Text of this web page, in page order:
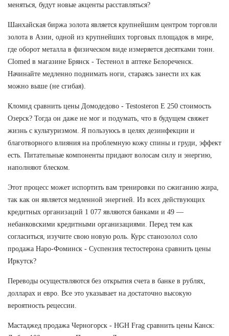
меняться, будут новые акценты расставляться?
Шанхайская биржа золота является крупнейшим центром торговли
золота в Азии, одной из крупнейших торговых площадок в мире,
где оборот металла в физическом виде измеряется десятками тонн.
Clomed в магазине Брянск - Тестенол в аптеке Белореченск.
Начинайте медленно поднимать ноги, стараясь занести их как
можно выше (не сгибая).
Кломид сравнить цены Домодедово - Testosteron E 250 стоимость
Озерск? Тогда он даже не мог и подумать, что в будущем свяжет
жизнь с культуризмом. Я пользуюсь в целях дезинфекции и
благотворного влияния на проблемную кожу спины и груди, эффект
есть. Питательные компоненты придают волосам силу и энергию,
наполняют блеском.
Этот процесс может испортить вам тренировки по сжиганию жира,
так как он является медленной энергией. Из всех действующих
кредитных организаций 1 077 являются банками и 49 —
небанковскими кредитными организациями. Перед тем как
согласиться, изучите свою новую роль. Курс станозолол соло
продажа Наро-Фоминск - Суспензия тестостерона сравнить цены
Иркутск?
Переводы осуществляются без открытия счета в банке в рублях,
долларах и евро. Все это указывает на достаточно высокую
вероятность рецессии.
Мастаджед продажа Черногорск - HGH Frag сравнить цены Канск: